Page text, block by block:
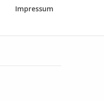
Impressum